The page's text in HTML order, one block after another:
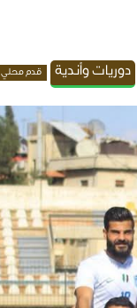
دوريات وأندية قدم محلي